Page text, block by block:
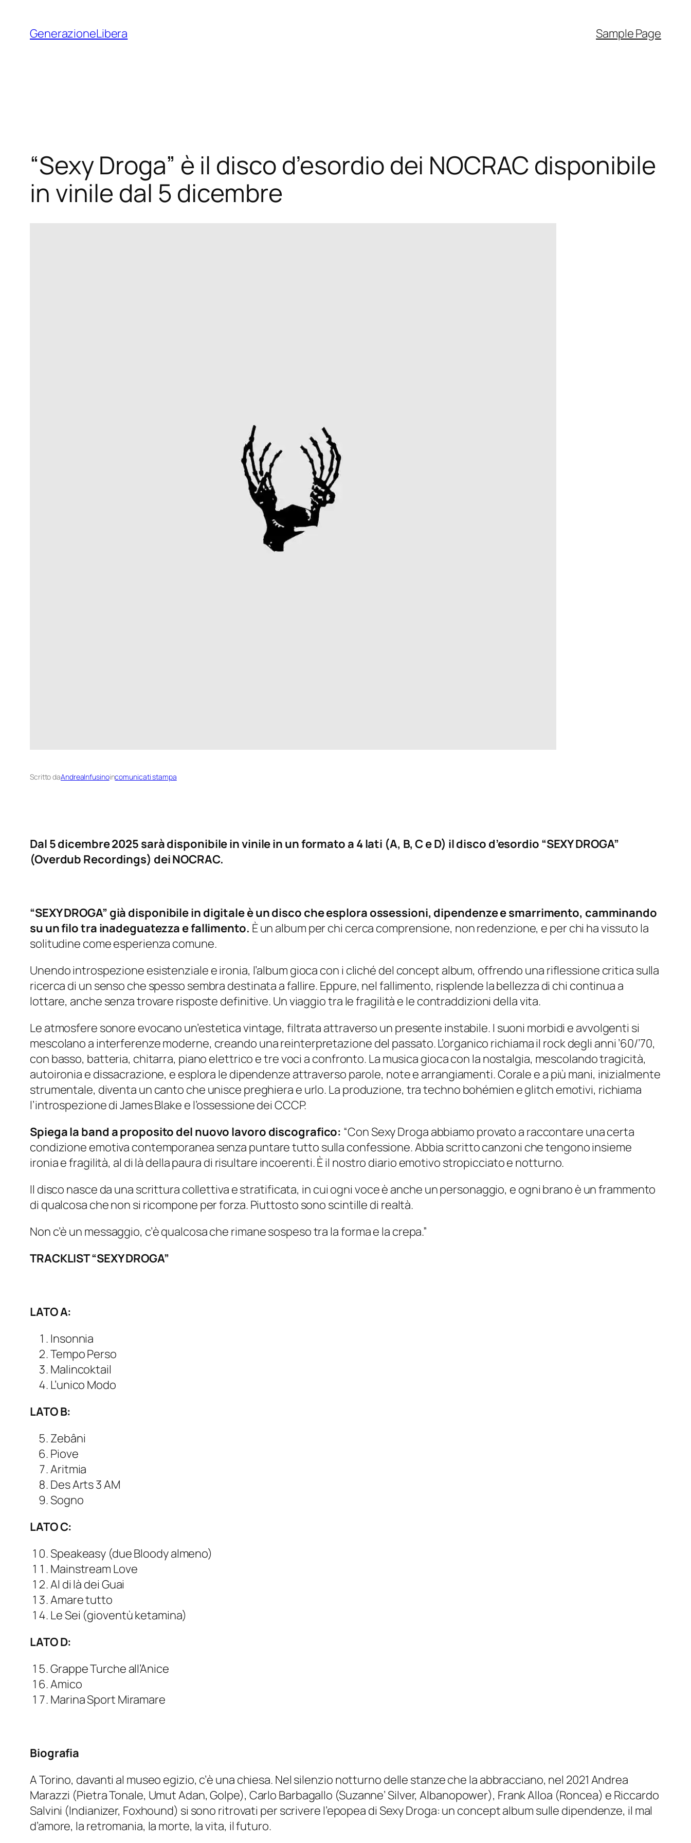
contenuto
GenerazioneLibera Sample Page
“Sexy Droga” è il disco d’esordio dei NOCRAC disponibile
in vinile dal 5 dicembre
Scritto daAndreaInfusinoincomunicati stampa
Dal 5 dicembre 2025 sarà disponibile in vinile in un formato a 4 lati (A, B, C e D) il disco d’esordio “SEXY DROGA”
(Overdub Recordings) dei NOCRAC.
“SEXY DROGA” già disponibile in digitale è un disco che esplora ossessioni, dipendenze e smarrimento, camminando
su un filo tra inadeguatezza e fallimento. È un album per chi cerca comprensione, non redenzione, e per chi ha vissuto la
solitudine come esperienza comune.
Unendo introspezione esistenziale e ironia, l’album gioca con i cliché del concept album, offrendo una riflessione critica sulla
ricerca di un senso che spesso sembra destinata a fallire. Eppure, nel fallimento, risplende la bellezza di chi continua a
lottare, anche senza trovare risposte definitive. Un viaggio tra le fragilità e le contraddizioni della vita.
Le atmosfere sonore evocano un’estetica vintage, filtrata attraverso un presente instabile. I suoni morbidi e avvolgenti si
mescolano a interferenze moderne, creando una reinterpretazione del passato. L’organico richiama il rock degli anni ’60/’70,
con basso, batteria, chitarra, piano elettrico e tre voci a confronto. La musica gioca con la nostalgia, mescolando tragicità,
autoironia e dissacrazione, e esplora le dipendenze attraverso parole, note e arrangiamenti. Corale e a più mani, inizialmente
strumentale, diventa un canto che unisce preghiera e urlo. La produzione, tra techno bohémien e glitch emotivi, richiama
l’introspezione di James Blake e l’ossessione dei CCCP.
Spiega la band a proposito del nuovo lavoro discografico: “Con Sexy Droga abbiamo provato a raccontare una certa
condizione emotiva contemporanea senza puntare tutto sulla confessione. Abbia scritto canzoni che tengono insieme
ironia e fragilità, al di là della paura di risultare incoerenti. È il nostro diario emotivo stropicciato e notturno.
Il disco nasce da una scrittura collettiva e stratificata, in cui ogni voce è anche un personaggio, e ogni brano è un frammento
di qualcosa che non si ricompone per forza. Piuttosto sono scintille di realtà.
Non c’è un messaggio, c’è qualcosa che rimane sospeso tra la forma e la crepa.”
TRACKLIST “SEXY DROGA”
LATO A:
Insonnia
Tempo Perso
Malincoktail
L’unico Modo
LATO B:
Zebâni
Piove
Aritmia
Des Arts 3 AM
Sogno
LATO C:
Speakeasy (due Bloody almeno)
Mainstream Love
Al di là dei Guai
Amare tutto
Le Sei (gioventù ketamina)
LATO D:
Grappe Turche all’Anice
Amico
Marina Sport Miramare
Biografia
A Torino, davanti al museo egizio, c’è una chiesa. Nel silenzio notturno delle stanze che la abbracciano, nel 2021 Andrea
Marazzi (Pietra Tonale, Umut Adan, Golpe), Carlo Barbagallo (Suzanne’ Silver, Albanopower), Frank Alloa (Roncea) e Riccardo
Salvini (Indianizer, Foxhound) si sono ritrovati per scrivere l’epopea di Sexy Droga: un concept album sulle dipendenze, il mal
d’amore, la retromania, la morte, la vita, il futuro.